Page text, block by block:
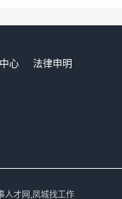
心
法律申明
人才网,凤城找工作